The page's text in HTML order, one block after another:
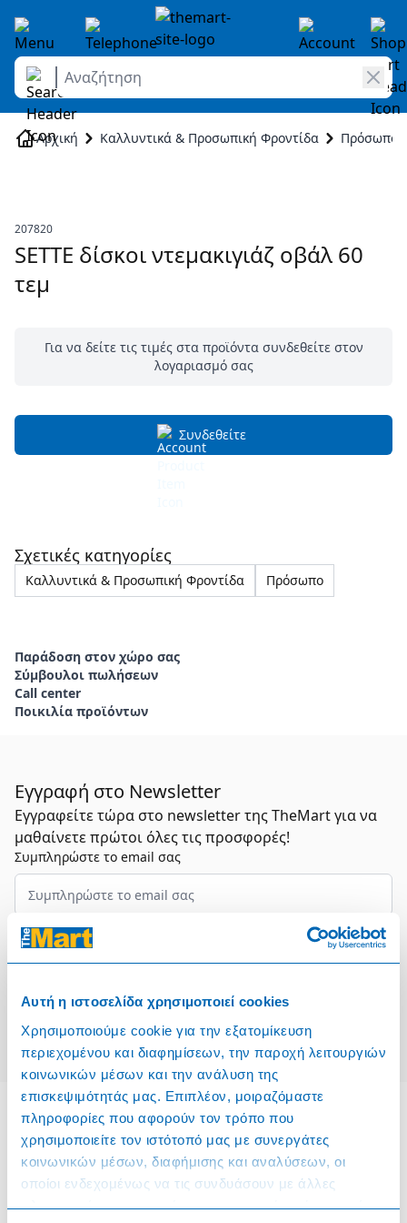
Αυτή η ιστοσελίδα χρησιμοποιεί cookies
Χρησιμοποιούμε cookie για την εξατομίκευση
περιεχομένου και διαφημίσεων, την παροχή λειτουργιών
κοινωνικών μέσων και την ανάλυση της
επισκεψιμότητάς μας. Επιπλέον, μοιραζόμαστε
πληροφορίες που αφορούν τον τρόπο που
χρησιμοποιείτε τον ιστότοπό μας με συνεργάτες
κοινωνικών μέσων, διαφήμισης και αναλύσεων, οι
οποίοι ενδεχομένως να τις συνδυάσουν με άλλες
πληροφορίες που τους έχετε παραχωρήσει ή τις οποίες
Skip to Content
Αναζήτηση
Αρχική Καλλυντικά & Προσωπική Φροντίδα Πρόσωπο
207820
SETTE δίσκοι ντεμακιγιάζ οβάλ 60
τεμ
Για να δείτε τις τιμές στα προϊόντα συνδεθείτε στον
λογαριασμό σας
Συνδεθείτε
Σχετικές κατηγορίες
Καλλυντικά & Προσωπική Φροντίδα Πρόσωπο
Παράδοση στον χώρο σας
Σύμβουλοι πωλήσεων
Call center
Ποικιλία προϊόντων
Εγγραφή στο Newsletter
Εγγραφείτε τώρα στο newsletter της TheMart για να
μαθαίνετε πρώτοι όλες τις προσφορές!
Συμπληρώστε το email σας
Επιλέξτε τον τομέα σας
Πληροφορίες
Όροι & Προϋποθέσεις